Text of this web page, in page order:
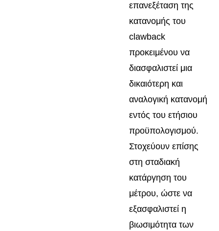
επανεξέταση της
κατανομής του
clawback
προκειμένου να
διασφαλιστεί μια
δικαιότερη και
αναλογική κατανομή
εντός του ετήσιου
προϋπολογισμού.
Στοχεύουν επίσης
στη σταδιακή
κατάργηση του
μέτρου, ώστε να
εξασφαλιστεί η
βιωσιμότητα των